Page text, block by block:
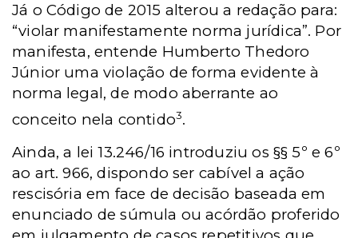
Já o Código de 2015 alterou a redação para:
“violar manifestamente norma jurídica”. Por
manifesta, entende Humberto Thedoro
Júnior uma violação de forma evidente à
norma legal, de modo aberrante ao
conceito nela contido3.
Ainda, a lei 13.246/16 introduziu os §§ 5º e 6º
ao art. 966, dispondo ser cabível a ação
rescisória em face de decisão baseada em
enunciado de súmula ou acórdão proferido